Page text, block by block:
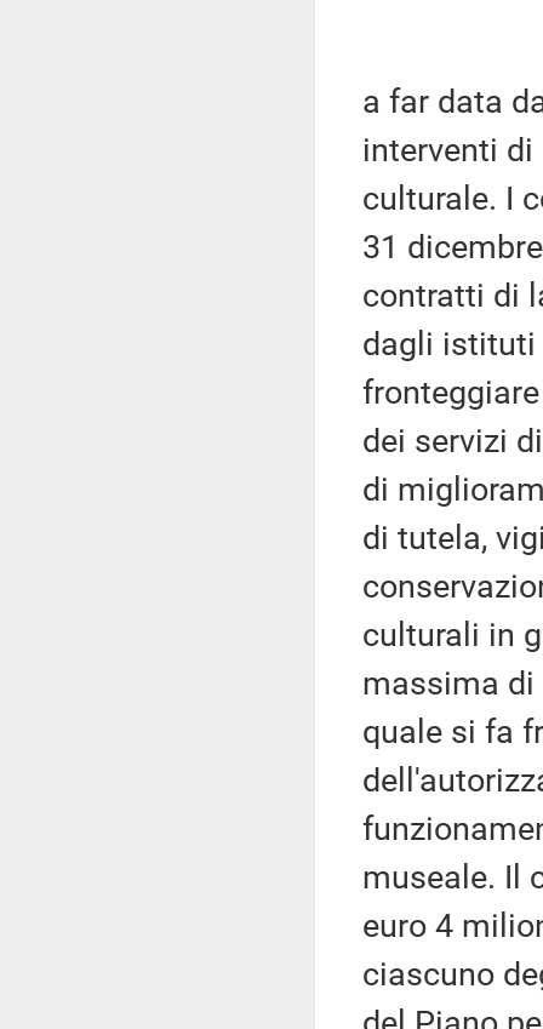
a far data
interventi
culturale. I
31
contratti di
dagli istituti
dei servizi
di
di tutela,
culturali in
massima di
quale si fa
museale. Il
euro 4
ciascuno